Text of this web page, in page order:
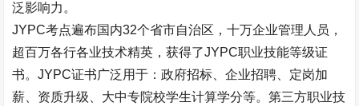
泛影响力。
JYPC考点遍布国内32个省市自治区，十万企业管理人员，
超百万各行各业技术精英，获得了JYPC职业技能等级证
书。JYPC证书广泛用于：政府招标、企业招聘、定岗加
薪、资质升级、大中专院校学生计算学分等。第三方职业技